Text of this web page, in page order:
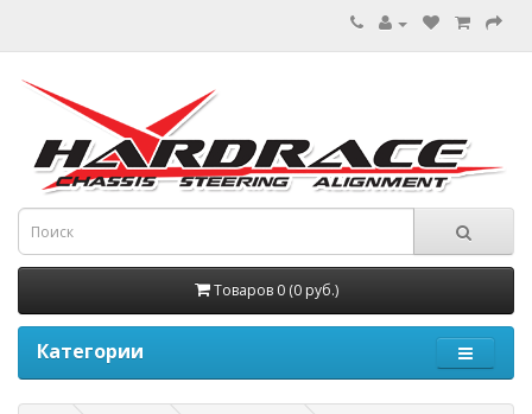
Товаров 0 (0 руб.)
Категории